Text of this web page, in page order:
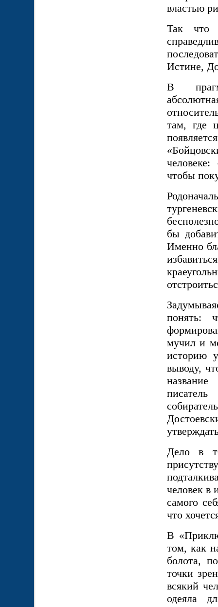
властью
Так что
Истине,
В
там, где
чтобы
бы
Именно
понять:
мучил и
историю
выводу,
писатель
Дело в
человек в
самого
что
В
том, как
болота,
точки
всякий
одеяла